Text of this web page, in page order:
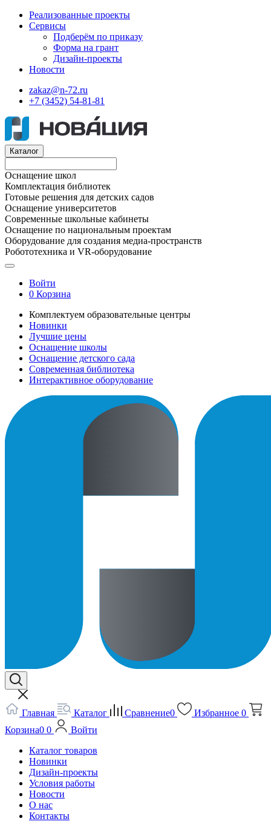
Реализованные проекты
Сервисы
Подберём по приказу
Форма на грант
Дизайн-проекты
Новости
zakaz@n-72.ru
+7 (3452) 54-81-81
Каталог
Оснащение школ
Комплектация библиотек
Готовые решения для детских садов
Оснащение университетов
Современные школьные кабинеты
Оснащение по национальным проектам
Оборудование для создания медиа-пространств
Робототехника и VR-оборудование
Войти
0 Корзина
Комплектуем образовательные центры
Новинки
Лучшие цены
Оснащение школы
Оснащение детского сада
Современная библиотека
Интерактивное оборудование
Главная Каталог Сравнение0 Избранное 0
Корзина0 0
Войти
Каталог товаров
Новинки
Дизайн-проекты
Условия работы
Новости
О нас
Контакты